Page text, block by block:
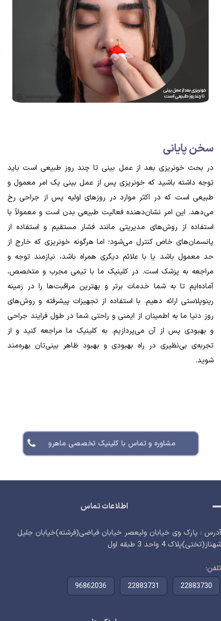
سخن پایانی
در بحث خونریزی بعد از عمل بینی تا چند روز طبیعی است باید
توجه داشته باشید که خونریزی پس از عمل بینی یک امر معمول و
طبیعی است که در اکثر موارد در روزهای اولیه پس از جراحی رخ
می‌دهد. این امر نشان‌دهنده فعالیت طبیعی بدن است و معمولاً با
استفاده از روش‌های مدیریتی مانند فشار مستقیم و استفاده از
پانسمان‌های خاص کنترل می‌شود؛ اما هرگونه خونریزی که خارج از
حد معمول باشد یا با علائم دیگری همراه باشد، نیازمند توجه و
مراجعه به پزشک است. در کلینیک ما با تیمی مجرب و متخصص،
آماده‌ایم تا به شما خدمات برتر و بهترین مراقبت‌ها را در زمینه
رینوپلاستی ارائه دهیم. با استفاده از تجهیزات پیشرفته و روش‌های
روز دنیا ما به اطمینان از ایمنی و راحتی شما در طول فرایند جراحی
و بهبودی پس از آن می‌پردازیم. به کلینیک ما مراجعه کنید و از
تجربه‌ی بی‌نظیری در راه بهبودی و بهبود ظاهر بینی‌تان بهره‌مند
شوید.
مشاوره و تماس با کلینیک تخصصی ماهرو
اطلاعات تماس
آدرس : پارک وی خیابان ولیعصر خیابان فیاضی(فرشته)خیابان جلیل
شهناز(تختی)پلاک 4 واحد 3 طبقه اول
تلفن
22883730
22883731
96862036